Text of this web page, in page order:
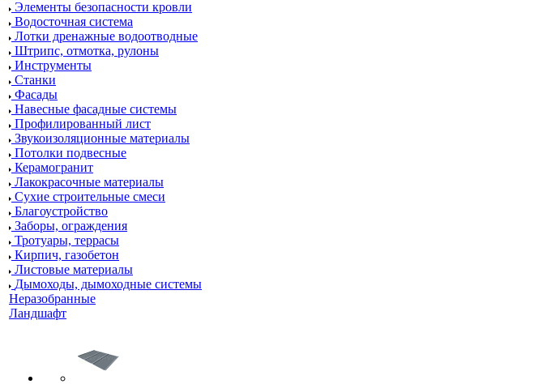
Элементы безопасности кровли
Водосточная система
Лотки дренажные водоотводные
Штрипс, отмотка, рулоны
Инструменты
Станки
Фасады
Навесные фасадные системы
Профилированный лист
Звукоизоляционные материалы
Потолки подвесные
Керамогранит
Лакокрасочные материалы
Сухие строительные смеси
Благоустройство
Заборы, ограждения
Тротуары, террасы
Кирпич, газобетон
Листовые материалы
Дымоходы, дымоходные системы
Неразобранные
Ландшафт